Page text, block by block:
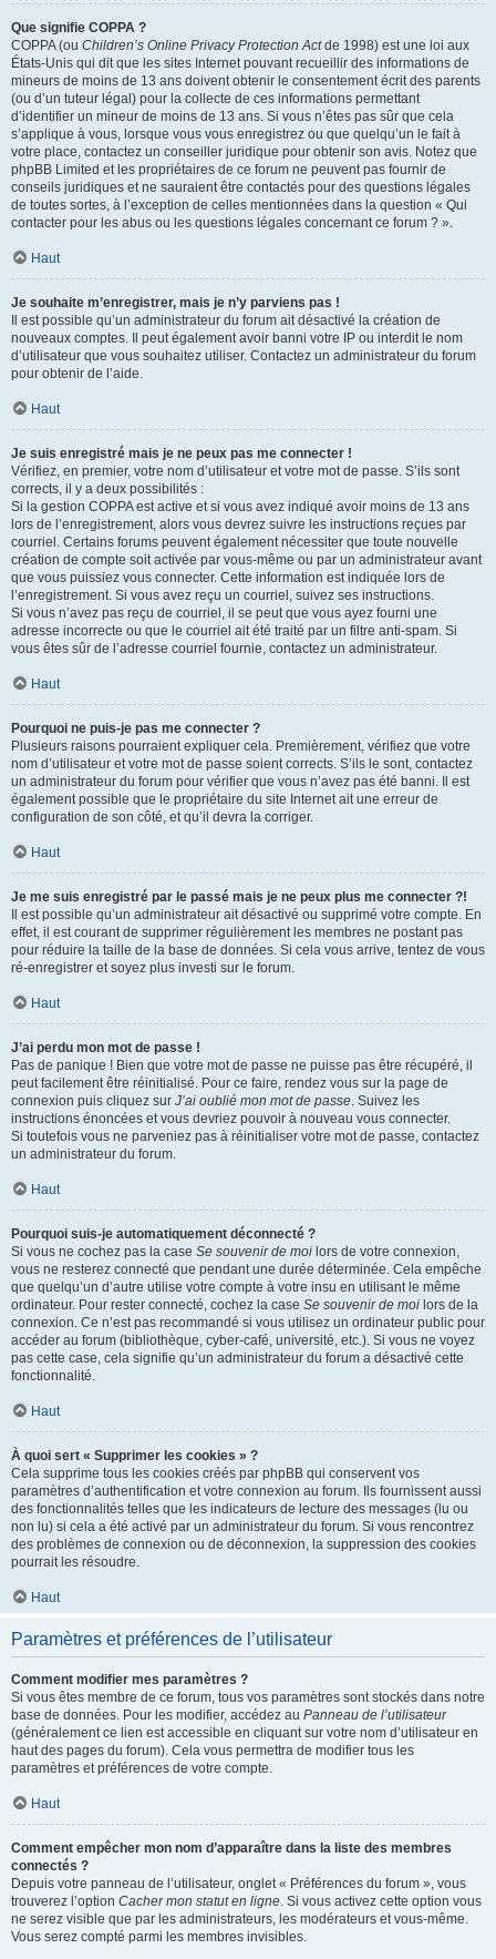
Que signifie COPPA ?
COPPA (ou Children’s Online Privacy Protection Actde 1998) est une loi aux
États-Unis qui dit que les sites Internet pouvant recueillir des informations de
mineurs de moins de 13 ans doivent obtenir le consentement écrit des parents
(ou d’un tuteur légal) pour la collecte de ces informations permettant
d’identifier un mineur de moins de 13 ans. Si vous n’êtes pas sûr que cela
s’applique à vous, lorsque vous vous enregistrez ou que quelqu’un le fait à
votre place, contactez un conseiller juridique pour obtenir son avis. Notez que
phpBB Limited et les propriétaires de ce forum ne peuvent pas fournir de
conseils juridiques et ne sauraient être contactés pour des questions légales
de toutes sortes, à l’exception de celles mentionnées dans la question « Qui
contacter pour les abus ou les questions légales concernant ce forum ? ».
Haut
Je souhaite m’enregistrer, mais je n’y parviens pas !
Il est possible qu’un administrateur du forum ait désactivé la création de
nouveaux comptes. Il peut également avoir banni votre IP ou interdit le nom
d’utilisateur que vous souhaitez utiliser. Contactez un administrateur du forum
pour obtenir de l’aide.
Haut
Je suis enregistré mais je ne peux pas me connecter !
Vérifiez, en premier, votre nom d’utilisateur et votre mot de passe. S’ils sont
corrects, il y a deux possibilités :
Si la gestion COPPA est active et si vous avez indiqué avoir moins de 13 ans
lors de l’enregistrement, alors vous devrez suivre les instructions reçues par
courriel. Certains forums peuvent également nécessiter que toute nouvelle
création de compte soit activée par vous-même ou par un administrateur avant
que vous puissiez vous connecter. Cette information est indiquée lors de
l’enregistrement. Si vous avez reçu un courriel, suivez ses instructions.
Si vous n’avez pas reçu de courriel, il se peut que vous ayez fourni une
adresse incorrecte ou que le courriel ait été traité par un filtre anti-spam. Si
vous êtes sûr de l’adresse courriel fournie, contactez un administrateur.
Haut
Pourquoi ne puis-je pas me connecter ?
Plusieurs raisons pourraient expliquer cela. Premièrement, vérifiez que votre
nom d’utilisateur et votre mot de passe soient corrects. S’ils le sont, contactez
un administrateur du forum pour vérifier que vous n’avez pas été banni. Il est
également possible que le propriétaire du site Internet ait une erreur de
configuration de son côté, et qu’il devra la corriger.
Haut
Je me suis enregistré par le passé mais je ne peux plus me connecter ?!
Il est possible qu’un administrateur ait désactivé ou supprimé votre compte. En
effet, il est courant de supprimer régulièrement les membres ne postant pas
pour réduire la taille de la base de données. Si cela vous arrive, tentez de vous
ré-enregistrer et soyez plus investi sur le forum.
Haut
J’ai perdu mon mot de passe !
Pas de panique ! Bien que votre mot de passe ne puisse pas être récupéré, il
peut facilement être réinitialisé. Pour ce faire, rendez vous sur la page de
connexion puis cliquez sur J’ai oublié mon mot de passe. Suivez les
instructions énoncées et vous devriez pouvoir à nouveau vous connecter.
Si toutefois vous ne parveniez pas à réinitialiser votre mot de passe, contactez
un administrateur du forum.
Haut
Pourquoi suis-je automatiquement déconnecté ?
Si vous ne cochez pas la case Se souvenir de moi lors de votre connexion,
vous ne resterez connecté que pendant une durée déterminée. Cela empêche
que quelqu’un d’autre utilise votre compte à votre insu en utilisant le même
ordinateur. Pour rester connecté, cochez la case Se souvenir de moi lors de la
connexion. Ce n’est pas recommandé si vous utilisez un ordinateur public pour
accéder au forum (bibliothèque, cyber-café, université, etc.). Si vous ne voyez
pas cette case, cela signifie qu’un administrateur du forum a désactivé cette
fonctionnalité.
Haut
À quoi sert « Supprimer les cookies » ?
Cela supprime tous les cookies créés par phpBB qui conservent vos
paramètres d’authentification et votre connexion au forum. Ils fournissent aussi
des fonctionnalités telles que les indicateurs de lecture des messages (lu ou
non lu) si cela a été activé par un administrateur du forum. Si vous rencontrez
des problèmes de connexion ou de déconnexion, la suppression des cookies
pourrait les résoudre.
Haut
Paramètres et préférences de l’utilisateur
Comment modifier mes paramètres ?
Si vous êtes membre de ce forum, tous vos paramètres sont stockés dans notre
base de données. Pour les modifier, accédez au Panneau de l’utilisateur
(généralement ce lien est accessible en cliquant sur votre nom d’utilisateur en
haut des pages du forum). Cela vous permettra de modifier tous les
paramètres et préférences de votre compte.
Haut
Comment empêcher mon nom d’apparaître dans la liste des membres
connectés ?
Depuis votre panneau de l’utilisateur, onglet « Préférences du forum », vous
trouverez l’option Cacher mon statut en ligne. Si vous activez cette option vous
ne serez visible que par les administrateurs, les modérateurs et vous-même.
Vous serez compté parmi les membres invisibles.